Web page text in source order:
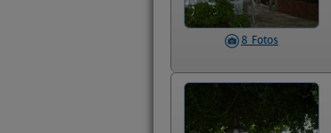
8 Fotos